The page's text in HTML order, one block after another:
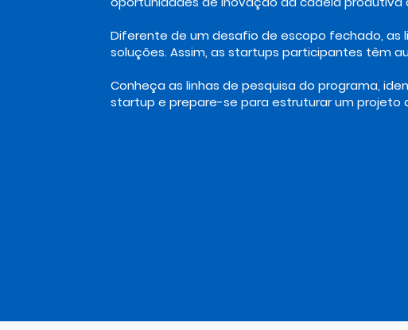
Diferente de um desafio de escopo fechado,
soluções. Assim, as startups participantes têm
Conheça as linhas de pesquisa do programa,
startup e prepare-se para estruturar um projeto